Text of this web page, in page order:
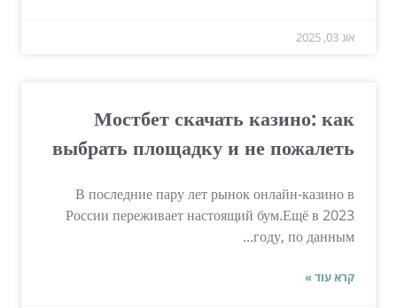
אוג 03, 2025
Мостбет скачать казино: как
выбрать площадку и не пожалеть
В последние пару лет рынок онлайн-казино в
России переживает настоящий бум.Ещё в 2023
году, по данным...
קרא עוד »